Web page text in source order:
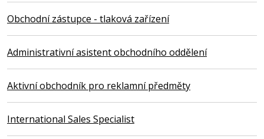
Obchodní zástupce - tlaková zařízení
Administrativní asistent obchodního oddělení
Aktivní obchodník pro reklamní předměty
International Sales Specialist